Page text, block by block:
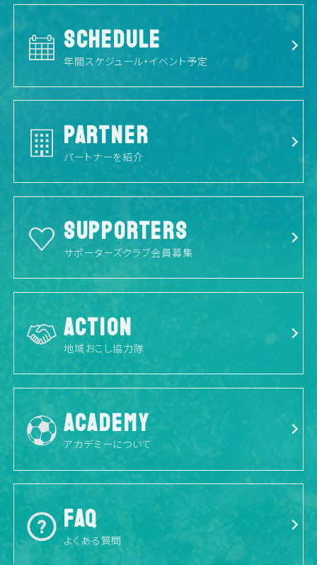
SCHEDULE
年間スケジュール・イベント予定
PARTNER
パートナーを紹介
SUPPORTERS
サポーターズクラブ会員募集
ACTION
地域おこし協力隊
ACADEMY
アカデミーについて
FAQ
よくある質問